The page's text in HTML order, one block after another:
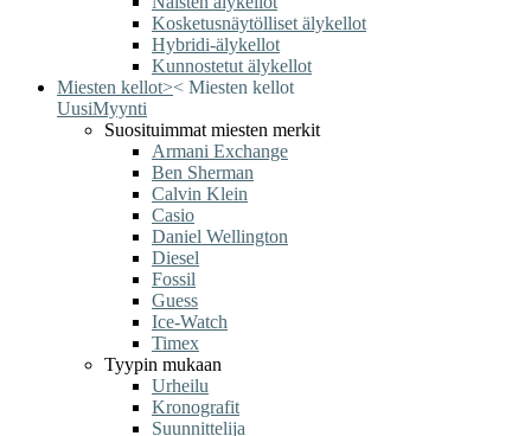
Kosketusnäytölliset älykellot
Hybridi-älykellot
Kunnostetut älykellot
Miesten kellot>< Miesten kellot
UusiMyynti
Suosituimmat miesten merkit
Armani Exchange
Ben Sherman
Calvin Klein
Casio
Daniel Wellington
Diesel
Fossil
Guess
Ice-Watch
Timex
Tyypin mukaan
Urheilu
Kronografit
Suunnittelija